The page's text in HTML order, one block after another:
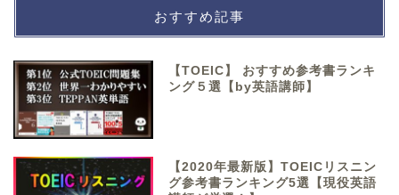
おすすめ記事
【TOEIC】 おすすめ参考書ランキ
ング５選【by英語講師】
【2020年最新版】TOEICリスニン
グ参考書ランキング5選【現役英語